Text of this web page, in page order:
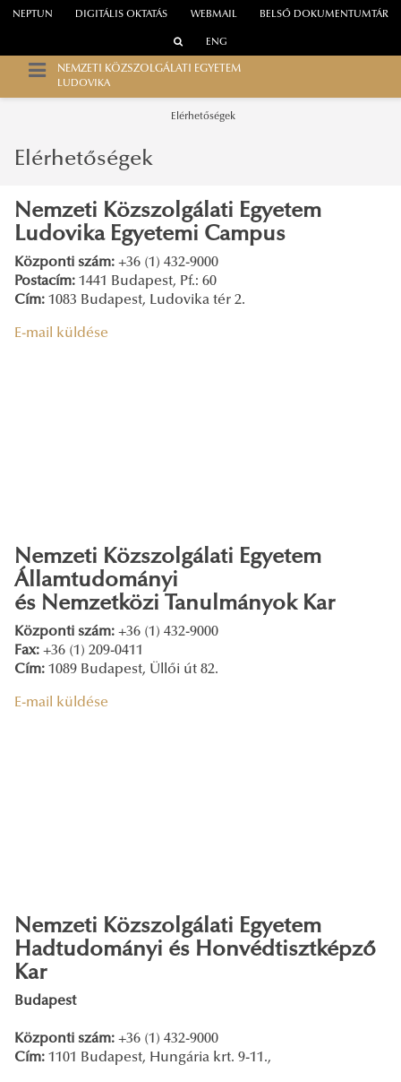
WEBMAIL
NEPTUN DIGITÁLIS OKTATÁS BELSŐ DOKUMENTUMTÁR
ENG
NEMZETI KÖZSZOLGÁLATI EGYETEM
LUDOVIKA
Elérhetőségek
Elérhetőségek
Nemzeti Közszolgálati Egyetem
Ludovika Egyetemi Campus
Központi szám: +36 (1) 432-9000
Postacím: 1441 Budapest, Pf.: 60
Cím: 1083 Budapest, Ludovika tér 2.
E-mail küldése
Nemzeti Közszolgálati Egyetem
Államtudományi
és Nemzetközi Tanulmányok Kar
Központi szám: +36 (1) 432-9000
Fax: +36 (1) 209-0411
Cím: 1089 Budapest, Üllői út 82.
E-mail küldése
Nemzeti Közszolgálati Egyetem
Hadtudományi és Honvédtisztképző
Kar
Budapest
Központi szám: +36 (1) 432-9000
Cím: 1101 Budapest, Hungária krt. 9-11.,